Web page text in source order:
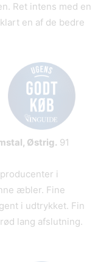
Ret intens med en
en af de bedre
Østrig. 91
i
æbler. Fine
i udtrykket. Fin
lang afslutning.